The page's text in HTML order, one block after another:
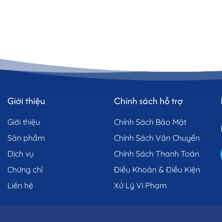
lợi ích cho sức khỏe. Hàm lượng omega-3 dồi dào trong cá hồi
còn là nguồn cung cấp protein, vitamin D và các khoáng chất
tim mạch. Chúng giúp giảm nguy cơ mắc các bệnh tim mạch,
Giới thiệu
Giới thiệu
Sản phẩm
Dịch vụ
Chứng chỉ
Liên hệ
Chính sách hỗ trợ
Chính Sách Bảo Mật
Chính Sách Vận Chuyển
Chính Sách Thanh Toán
Điều Khoản & Điều Kiện
Xử Lý Vi Phạm